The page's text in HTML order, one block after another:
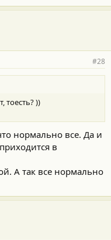
#28
тоесть? ))
нормально все. Да и
в
А так все нормально